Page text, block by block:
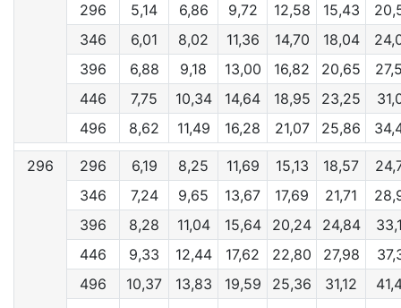
296
5,14 6,86 9,72 12,58 15,43
346
6,01 8,02 11,36 14,70 18,04
396
6,88 9,18 13,00 16,82 20,65
446
7,75 10,34 14,64 18,95 23,25
496
8,62 11,49 16,28 21,07 25,86
296 296 6,19 8,25 11,69 15,13 18,57
346
7,24 9,65 13,67 17,69 21,71
396
8,28 11,04 15,64 20,24 24,84
446
9,33 12,44 17,62 22,80 27,98
496
10,37 13,83 19,59 25,36 31,12